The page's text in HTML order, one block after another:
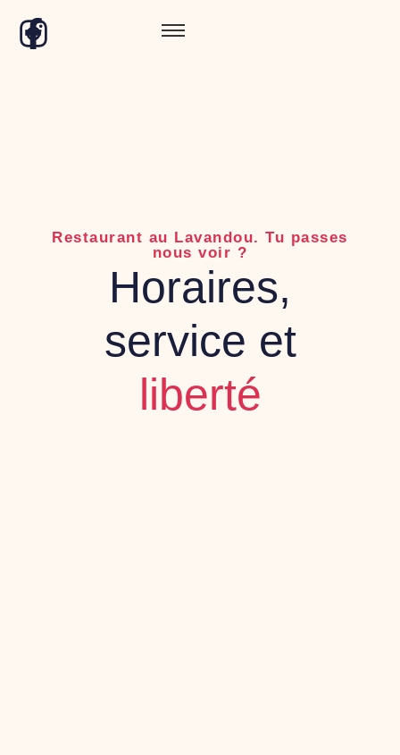
Restaurant au Lavandou. Tu passes
nous voir ?
Horaires,
service et
liberté